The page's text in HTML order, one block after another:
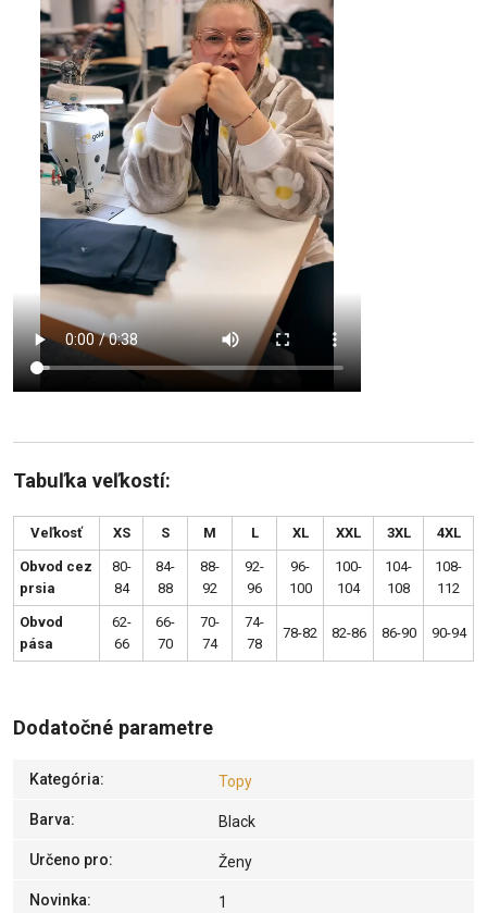
Tabuľka veľkostí:
Veľkosť XS S M L XL XXL 3XL 4XL
Obvod cez
prsia
80-
84
84-
88
88-
92
92-
96
96-
100
100-
104
104-
108
108-
112
Obvod
pása
62-
66
66-
70
70-
74
74-
78
78-82 82-86 86-90 90-94
Dodatočné parametre
Kategória: Topy
Barva: Black
Určeno pro: Ženy
Novinka: 1